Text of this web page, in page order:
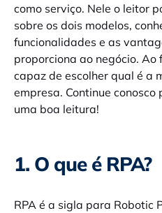
como serviço. Nele o leitor
sobre os dois modelos,
funcionalidades e as
proporciona ao negócio.
capaz de escolher qual é a
empresa. Continue
uma boa leitura!
1. O que é RPA?
RPA é a sigla para Robotic